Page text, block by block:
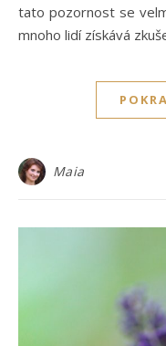
tato pozornost se
mnoho lidí získává
Maia